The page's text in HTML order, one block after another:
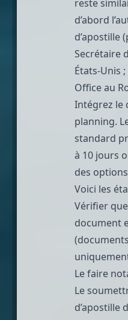
reste
d’abord
d’apostille
Secrétaire
États-Unis
Office au
Intégrez le
planning.
standard
à 10 jours
des
Voici les
Vérifier
document
Le faire
Le
d’apostille